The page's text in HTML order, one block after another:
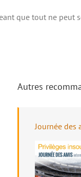
que tout ne peut
Autres
Journée des